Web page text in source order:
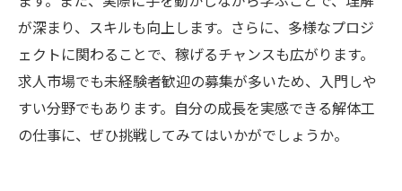
が深まり、スキルも向上します。さらに、多様なプロジ
ェクトに関わることで、稼げるチャンスも広がります。
求人市場でも未経験者歓迎の募集が多いため、入門しや
すい分野でもあります。自分の成長を実感できる解体工
の仕事に、ぜひ挑戦してみてはいかがでしょうか。